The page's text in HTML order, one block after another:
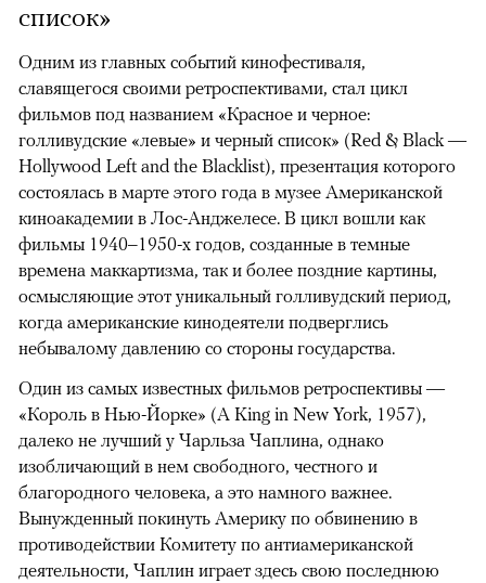
список»
Одним из главных событий кинофестиваля,
славящегося своими ретроспективами, стал цикл
фильмов под названием «Красное и черное:
голливудские «левые» и черный список» (Red & Black —
Hollywood Left and the Blacklist), презентация которого
состоялась в марте этого года в музее Американской
киноакадемии в Лос-Анджелесе. В цикл вошли как
фильмы 1940–1950-х годов, созданные в темные
времена маккартизма, так и более поздние картины,
осмысляющие этот уникальный голливудский период,
когда американские кинодеятели подверглись
небывалому давлению со стороны государства.
Один из самых известных фильмов ретроспективы —
«Король в Нью-Йорке» (A King in New York, 1957),
далеко не лучший у Чарльза Чаплина, однако
изобличающий в нем свободного, честного и
благородного человека, а это намного важнее.
Вынужденный покинуть Америку по обвинению в
противодействии Комитету по антиамериканской
деятельности, Чаплин играет здесь свою последнюю